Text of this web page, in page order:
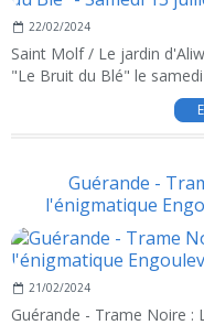
22/02/2024
Saint Molf / Le jardin
"Le Bruit du Blé" le
Guérande -
l'énigmatique
21/02/2024
Guérande - Trame Noire :